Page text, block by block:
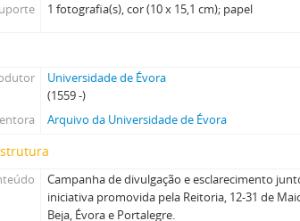
1 fotografia(s), cor (10 x 15,1 cm); papel
Universidade de Évora
(1559 -)
Arquivo da Universidade de Évora
Campanha de divulgação e esclarecimento
iniciativa promovida pela Reitoria, 12-31 de
Beja, Évora e Portalegre.